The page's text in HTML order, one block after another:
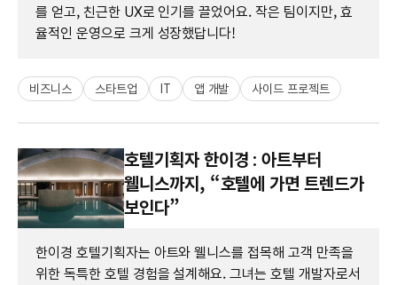
를 얻고, 친근한 UX로 인기를 끌었어요. 작은 팀이지만, 효
율적인 운영으로 크게 성장했답니다!
비즈니스 스타트업 IT 앱 개발 사이드 프로젝트
호텔기획자 한이경 : 아트부터
웰니스까지, “호텔에 가면 트렌드가
보인다”
한이경 호텔기획자는 아트와 웰니스를 접목해 고객 만족을
위한 독특한 호텔 경험을 설계해요. 그녀는 호텔 개발자로서